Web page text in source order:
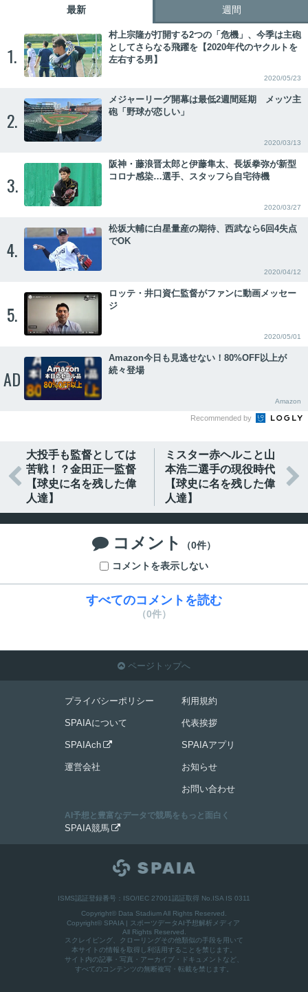
最新 週間
1.
村上宗隆が打開する2つの「危機」、今季は主砲
としてさらなる飛躍を【2020年代のヤクルトを
左右する男】
2020/05/23
2.
メジャーリーグ開幕は最低2週間延期 メッツ主
砲「野球が恋しい」
2020/03/13
3.
阪神・藤浪晋太郎と伊藤隼太、長坂拳弥が新型
コロナ感染…選手、スタッフら自宅待機
2020/03/27
4.
松坂大輔に白星量産の期待、西武なら6回4失点
でOK
2020/04/12
5.
ロッテ・井口資仁監督がファンに動画メッセー
ジ
2020/05/01
AD
Amazon今日も見逃せない！80%OFF以上が
続々登場
Amazon
Recommended by

大投手も監督としては
苦戦！？金田正一監督
【球史に名を残した偉
人達】
ミスター赤ヘルこと山
本浩二選手の現役時代
【球史に名を残した偉
人達】

 コメント
（0件）
コメントを表示しない
すべてのコメントを読む
（0件）
 ページトップへ
プライバシーポリシー
SPAIAについて
SPAIAch 
運営会社
利用規約
代表挨拶
SPAIAアプリ
お知らせ
お問い合わせ
AI予想と豊富なデータで競馬をもっと面白く
SPAIA競馬 
ISMS認証登録番号：ISO/IEC 27001認証取得 No.ISA IS 0311
Copyright© Data Stadium All Rights Reserved.
Copyright© SPAIA | スポーツデータAI予想解析メディア
All Rights Reserved.
スクレイピング、クローリングその他類似の手段を用いて
本サイトの情報を取得し利活用することを禁じます。
サイト内の記事・写真・アーカイブ・ドキュメントなど、
すべてのコンテンツの無断複写・転載を禁じます。